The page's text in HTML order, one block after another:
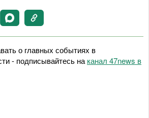
о главных событиях в
- подписывайтесь на канал 47news в